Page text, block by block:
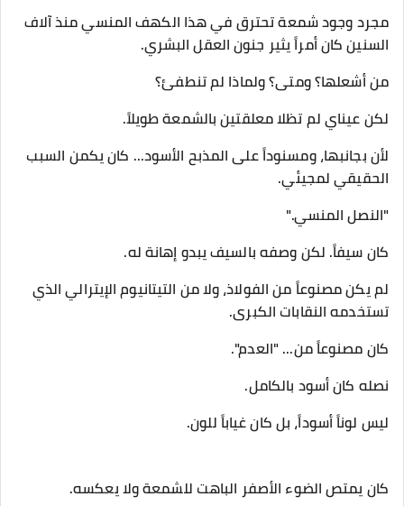
مجرد وجود شمعة تحترق في هذا الكهف المنسي منذ آلاف
السنين كان أمراً يثير جنون العقل البشري.
من أشعلها؟ ومتى؟ ولماذا لم تنطفئ؟
​لكن عيناي لم تظلا معلقتين بالشمعة طويلاً.
لأن بجانبها، ومسنوداً على المذبح الأسود... كان يكمن السبب
الحقيقي لمجيئي.
​"النصل المنسي."
​كان سيفاً. لكن وصفه بالسيف يبدو إهانة له.
لم يكن مصنوعاً من الفولاذ، ولا من التيتانيوم الإيترالي الذي
تستخدمه النقابات الكبرى.
كان مصنوعاً من... "العدم".
​نصله كان أسود بالكامل.
ليس لوناً أسوداً، بل كان غياباً للون.
كان يمتص الضوء الأصفر الباهت للشمعة ولا يعكسه.